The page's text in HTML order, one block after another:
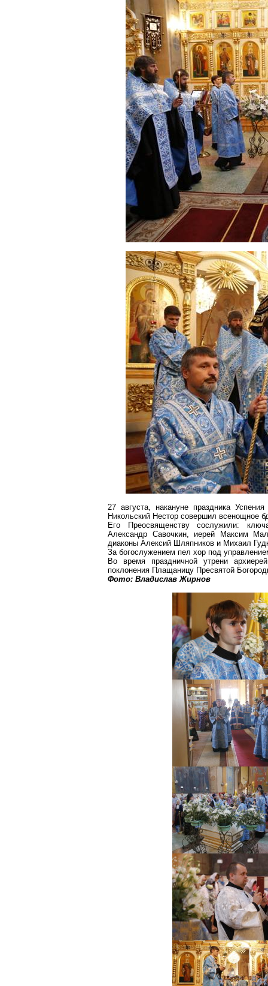
27 августа, накануне праздника
Никольский Нестор совершил всенощное
Его Преосвященству сослужили:
Александр Савочкин, иерей Максим
диаконы Алексий Шляпников и Михаил
За богослужением пел хор под
Во время праздничной утрени
поклонения Плащаницу Пресвятой
Фото: Владислав Жирнов